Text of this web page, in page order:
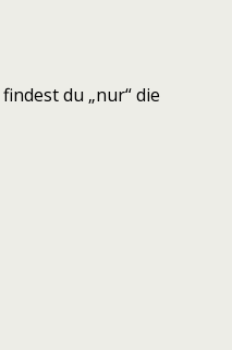
du „nur“ die